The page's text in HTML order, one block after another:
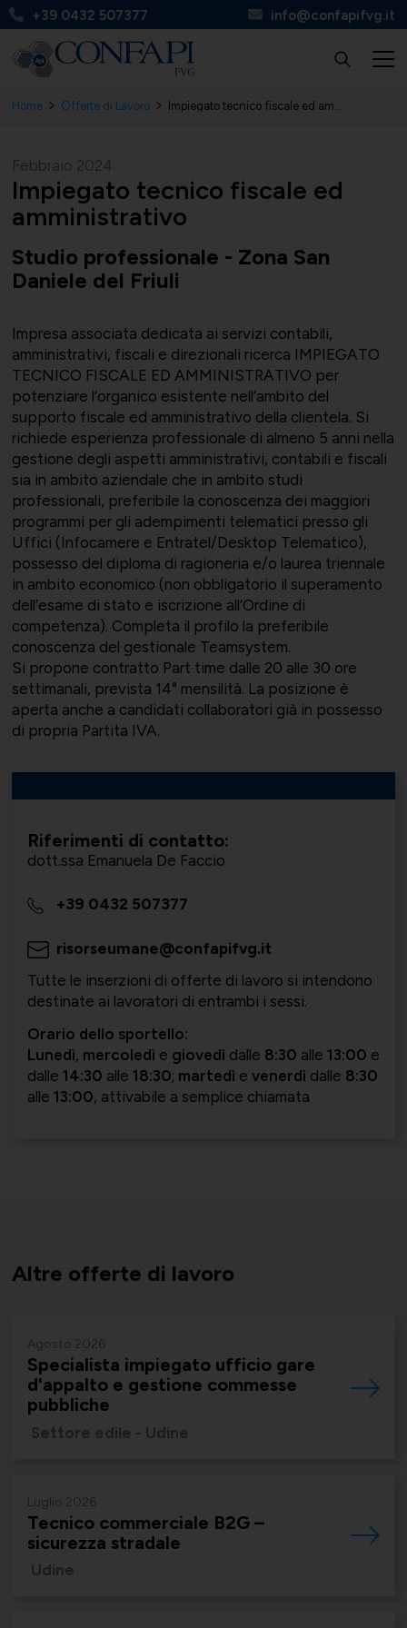
+39 0432 507377 info@confapifvg.it
Home Offerte di Lavoro
Febbraio 2024
Impiegato tecnico fiscale ed
amministrativo
Studio professionale - Zona San
Daniele del Friuli
Impresa associata dedicata ai servizi contabili,
amministrativi, fiscali e direzionali ricerca IMPIEGATO
TECNICO FISCALE ED AMMINISTRATIVO per
potenziare l’organico esistente nell’ambito del
supporto fiscale ed amministrativo della clientela. Si
richiede esperienza professionale di almeno 5 anni nella
gestione degli aspetti amministrativi, contabili e fiscali
sia in ambito aziendale che in ambito studi
professionali, preferibile la conoscenza dei maggiori
programmi per gli adempimenti telematici presso gli
Uffici (Infocamere e Entratel/Desktop Telematico),
possesso del diploma di ragioneria e/o laurea triennale
in ambito economico (non obbligatorio il superamento
dell’esame di stato e iscrizione all’Ordine di
competenza). Completa il profilo la preferibile
conoscenza del gestionale Teamsystem.
Si propone contratto Part time dalle 20 alle 30 ore
settimanali, prevista 14° mensilità. La posizione è
aperta anche a candidati collaboratori già in possesso
di propria Partita IVA.
Riferimenti di contatto:
dott.ssa Emanuela De Faccio
+39 0432 507377
risorseumane@confapifvg.it
Tutte le inserzioni di offerte di lavoro si intendono
destinate ai lavoratori di entrambi i sessi.
Orario dello sportello:
Lunedì, mercoledì e giovedì dalle 8:30 alle 13:00 e
dalle 14:30 alle 18:30; martedì e venerdì dalle 8:30
alle 13:00, attivabile a semplice chiamata
Altre offerte di lavoro
Agosto 2026
Specialista impiegato ufficio gare
d'appalto e gestione commesse
pubbliche
Settore edile - Udine
Luglio 2026
Tecnico commerciale B2G –
sicurezza stradale
Udine
Chi Siamo
Organi
Bilateralità
ConfapiD
Gruppo Giovani
Società Collegate
Altre partecipazioni societarie
Contatti per area di competenza
Associarsi
UNIONMECCANICA
UNITAL
UNIONTRASPORTI
ANIEM
UNIONCHIMICA
Uniontessile
Unimatica
UNIGEC
UNIONSERVIZI
Finanza, contributi e agevolazioni
Contabilità e fisco
Export e commerciale
Appalti e territorio
Formazione finanziata e risorse
Qualità, sicurezza e ambiente
Affari generali
Apinforma
Apiflash